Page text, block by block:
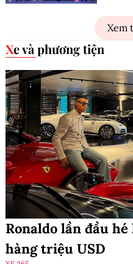
Xem
Xe và phương tiện
Ronaldo lần đầu
hàng triệu USD